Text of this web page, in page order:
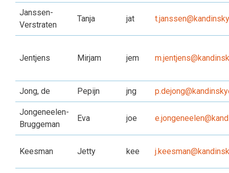
Janssen-
Verstraten
Tanja jat
Jentjens Mirjam jem
Jong, de Pepijn jng
Jongeneelen-
Bruggeman
Eva joe
Keesman Jetty kee